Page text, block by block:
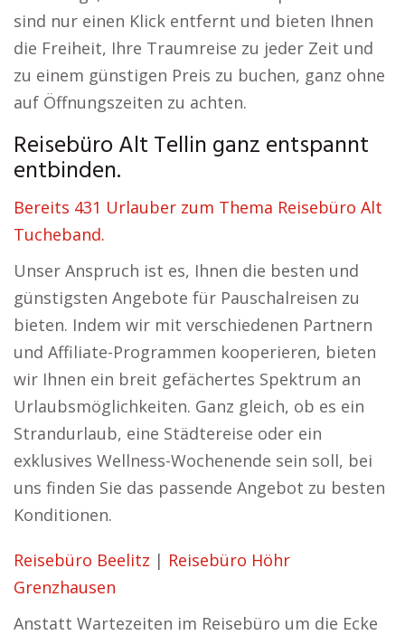
sind nur einen Klick entfernt und bieten Ihnen
die Freiheit, Ihre Traumreise zu jeder Zeit und
zu einem günstigen Preis zu buchen, ganz ohne
auf Öffnungszeiten zu achten.
Reisebüro Alt Tellin ganz entspannt
entbinden.
Bereits 431 Urlauber zum Thema Reisebüro Alt
Tucheband.
Unser Anspruch ist es, Ihnen die besten und
günstigsten Angebote für Pauschalreisen zu
bieten. Indem wir mit verschiedenen Partnern
und Affiliate-Programmen kooperieren, bieten
wir Ihnen ein breit gefächertes Spektrum an
Urlaubsmöglichkeiten. Ganz gleich, ob es ein
Strandurlaub, eine Städtereise oder ein
exklusives Wellness-Wochenende sein soll, bei
uns finden Sie das passende Angebot zu besten
Konditionen.
Reisebüro Beelitz | Reisebüro Höhr
Grenzhausen
Anstatt Wartezeiten im Reisebüro um die Ecke